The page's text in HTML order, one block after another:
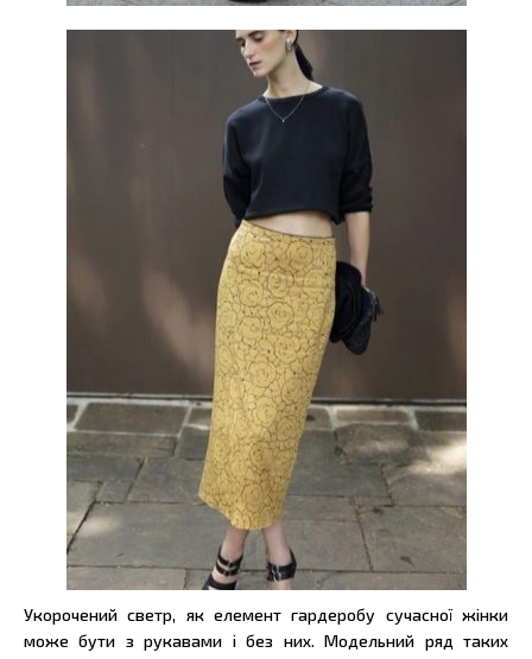
Укорочений светр, як елемент гардеробу сучасної жінки
може бути з рукавами і без них. Модельний ряд таких